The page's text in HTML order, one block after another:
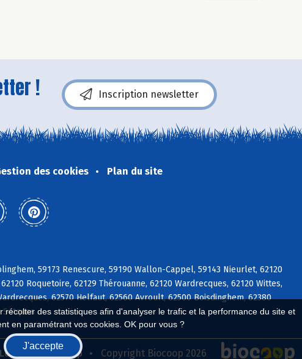
des statistiques afin d'analyser le trafic et la performance du site et
en paramétrant vos cookies. OK pour vous ?
J'accepte
! Inscription newsletter
des cookies Plan du site
59173 Renescure, 59190 Wallon-Cappel, 59143 Nieurlet, 62120
Roquetoire, 62129 Thérouanne, 62120 Wardrecques, 62120 Wittes,
62570 Helfaut, 62560 Avroult, 62500 Boisdinghem, 62380
Setques
Le réseau Biocoop Copyright Biocoop 2026